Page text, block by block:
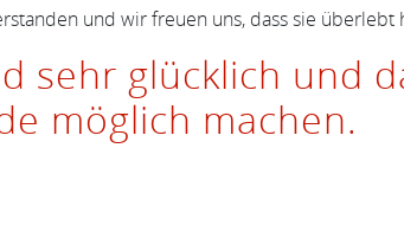
und wir freuen uns, dass sie überlebt
sehr glücklich und
möglich machen.